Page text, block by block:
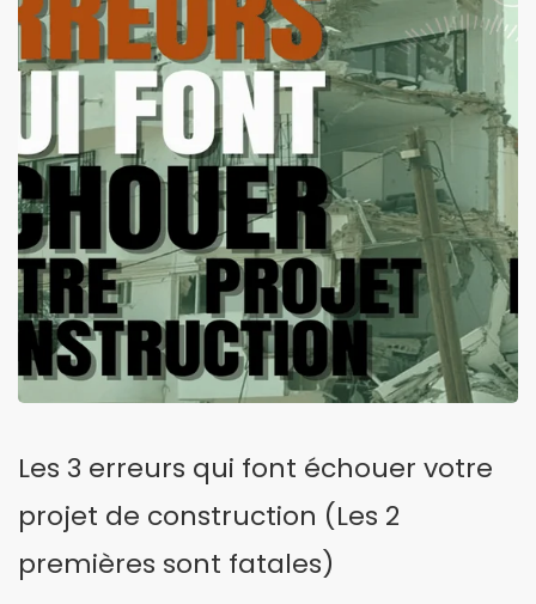
Les 3 erreurs qui font échouer votre
projet de construction (Les 2
premières sont fatales)